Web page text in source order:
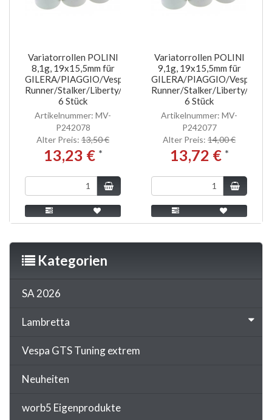
Variatorrollen POLINI
8,1g, 19x15,5mm für
GILERA/PIAGGIO/Vespa
Runner/Stalker/Liberty/NRG/MC2/ET2
6 Stück
Artikelnummer: MV-
P242078
Alter Preis: 13,50 €
13,23 € *
Variatorrollen POLINI
9,1g, 19x15,5mm für
GILERA/PIAGGIO/Vespa
Runner/Stalker/Liberty/
6 Stück
Artikelnummer: MV-
P242077
Alter Preis: 14,00 €
13,72 € *
Kategorien
SA 2026
Lambretta
Vespa GTS Tuning extrem
Neuheiten
worb5 Eigenprodukte